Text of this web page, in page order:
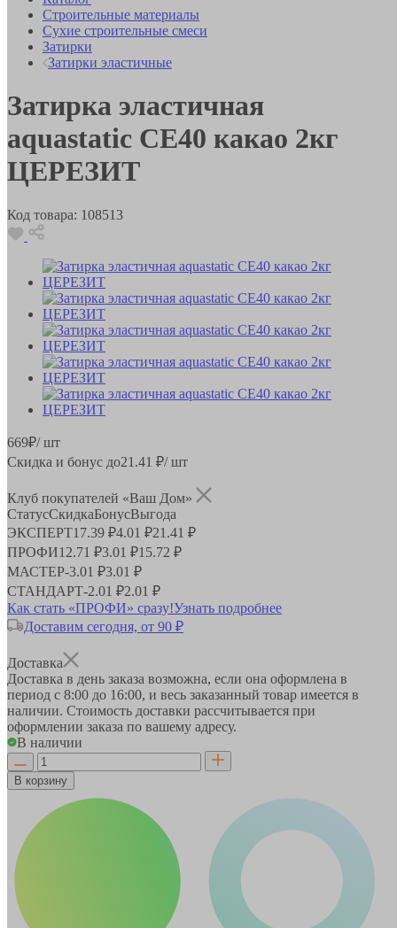
Строительные материалы
Сухие строительные смеси
Затирки
Затирки эластичные
Затирка эластичная
aquastatic CE40 какао 2кг
ЦЕРЕЗИТ
Код товара: 108513
669₽/ шт
Скидка и бонус до21.41 ₽/ шт
Клуб покупателей «Ваш Дом»
СтатусСкидкаБонусВыгода
ЭКСПЕРТ17.39 ₽4.01 ₽21.41 ₽
ПРОФИ12.71 ₽3.01 ₽15.72 ₽
МАСТЕР-3.01 ₽3.01 ₽
СТАНДАРТ-2.01 ₽2.01 ₽
Как стать «ПРОФИ» сразу!Узнать подробнее
Доставим сегодня, от 90 ₽
Доставка
Доставка в день заказа возможна, если она оформлена в
период с 8:00 до 16:00, и весь заказанный товар имеется в
наличии. Стоимость доставки рассчитывается при
оформлении заказа по вашему адресу.
В наличии
В корзину